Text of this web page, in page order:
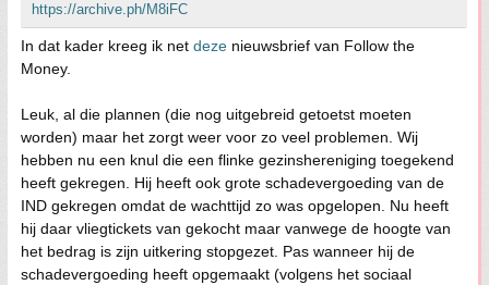
https://archive.ph/M8iFC
In dat kader kreeg ik net deze nieuwsbrief van Follow the
Money.
Leuk, al die plannen (die nog uitgebreid getoetst moeten
worden) maar het zorgt weer voor zo veel problemen. Wij
hebben nu een knul die een flinke gezinshereniging toegekend
heeft gekregen. Hij heeft ook grote schadevergoeding van de
IND gekregen omdat de wachttijd zo was opgelopen. Nu heeft
hij daar vliegtickets van gekocht maar vanwege de hoogte van
het bedrag is zijn uitkering stopgezet. Pas wanneer hij de
schadevergoeding heeft opgemaakt (volgens het sociaal